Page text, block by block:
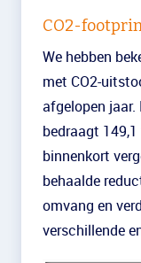
CO2-
We hebben
met CO2-
afgelopen
bedraagt
binnenkort
behaalde
omvang en
verschillende